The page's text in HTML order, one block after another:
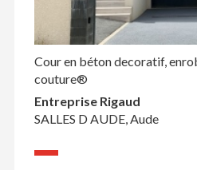
Cour en béton decoratif,
couture®
Entreprise Rigaud
SALLES D AUDE, Aude